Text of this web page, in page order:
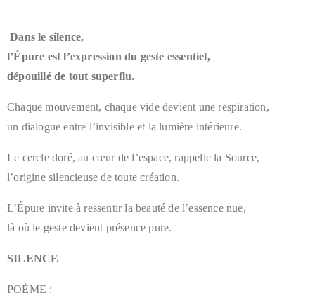
Dans le silence,
l’Épure est l’expression du geste essentiel,
dépouillé de tout superflu.
Chaque mouvement, chaque vide devient une respiration,
un dialogue entre l’invisible et la lumière intérieure.
Le cercle doré, au cœur de l’espace, rappelle la Source,
l’origine silencieuse de toute création.
L’Épure invite à ressentir la beauté de l’essence nue,
là où le geste devient présence pure.
SILENCE
POÈME :